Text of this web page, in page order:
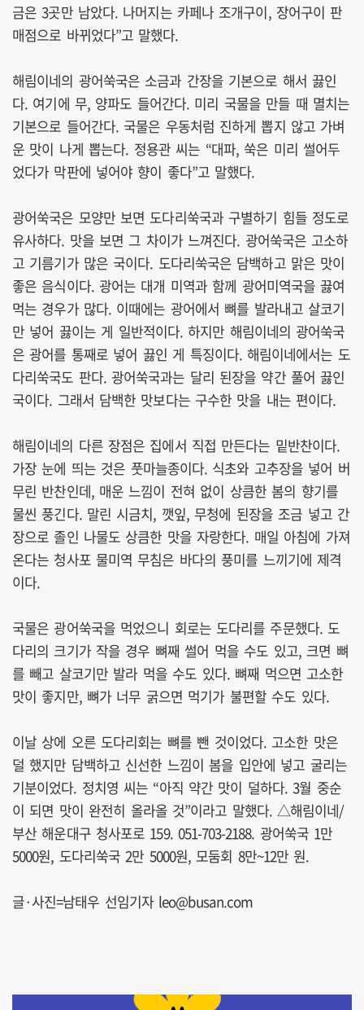
금은 3곳만 남았다. 나머지는 카페나 조개구이, 장어구이 판
매점으로 바뀌었다”고 말했다.
해림이네의 광어쑥국은 소금과 간장을 기본으로 해서 끓인
다. 여기에 무, 양파도 들어간다. 미리 국물을 만들 때 멸치는
기본으로 들어간다. 국물은 우동처럼 진하게 뽑지 않고 가벼
운 맛이 나게 뽑는다. 정용관 씨는 “대파, 쑥은 미리 썰어두
었다가 막판에 넣어야 향이 좋다”고 말했다.
광어쑥국은 모양만 보면 도다리쑥국과 구별하기 힘들 정도로
유사하다. 맛을 보면 그 차이가 느껴진다. 광어쑥국은 고소하
고 기름기가 많은 국이다. 도다리쑥국은 담백하고 맑은 맛이
좋은 음식이다. 광어는 대개 미역과 함께 광어미역국을 끓여
먹는 경우가 많다. 이때에는 광어에서 뼈를 발라내고 살코기
만 넣어 끓이는 게 일반적이다. 하지만 해림이네의 광어쑥국
은 광어를 통째로 넣어 끓인 게 특징이다. 해림이네에서는 도
다리쑥국도 판다. 광어쑥국과는 달리 된장을 약간 풀어 끓인
국이다. 그래서 담백한 맛보다는 구수한 맛을 내는 편이다.
해림이네의 다른 장점은 집에서 직접 만든다는 밑반찬이다.
가장 눈에 띄는 것은 풋마늘종이다. 식초와 고추장을 넣어 버
무린 반찬인데, 매운 느낌이 전혀 없이 상큼한 봄의 향기를
물씬 풍긴다. 말린 시금치, 깻잎, 무청에 된장을 조금 넣고 간
장으로 졸인 나물도 상큼한 맛을 자랑한다. 매일 아침에 가져
온다는 청사포 물미역 무침은 바다의 풍미를 느끼기에 제격
이다.
국물은 광어쑥국을 먹었으니 회로는 도다리를 주문했다. 도
다리의 크기가 작을 경우 뼈째 썰어 먹을 수도 있고, 크면 뼈
를 빼고 살코기만 발라 먹을 수도 있다. 뼈째 먹으면 고소한
맛이 좋지만, 뼈가 너무 굵으면 먹기가 불편할 수도 있다.
이날 상에 오른 도다리회는 뼈를 뺀 것이었다. 고소한 맛은
덜 했지만 담백하고 신선한 느낌이 봄을 입안에 넣고 굴리는
기분이었다. 정치영 씨는 “아직 약간 맛이 덜하다. 3월 중순
이 되면 맛이 완전히 올라올 것”이라고 말했다. △해림이네/
부산 해운대구 청사포로 159. 051-703-2188. 광어쑥국 1만
5000원, 도다리쑥국 2만 5000원, 모둠회 8만~12만 원.
글·사진=남태우 선임기자 leo@busan.com